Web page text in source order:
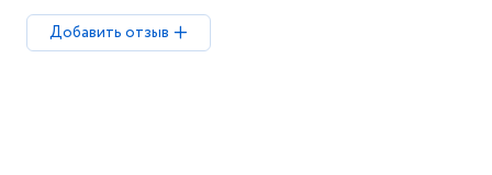
Добавить отзыв